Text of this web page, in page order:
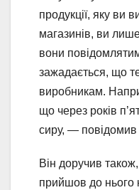
продукції, яку ви
магазинів, ви
вони
зажадається, що
виробникам.
що через років
сиру, — повідомив
Він доручив
прийшов до нього